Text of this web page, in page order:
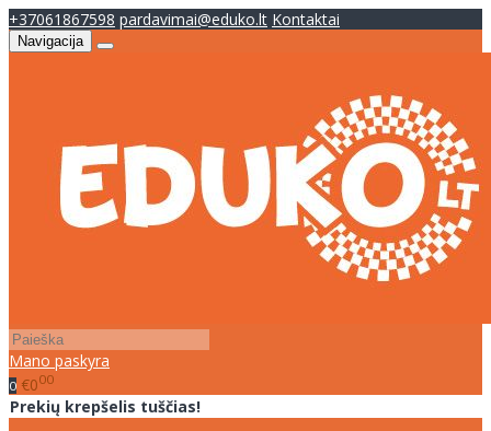
+37061867598 pardavimai@eduko.lt Kontaktai
Navigacija
Mano paskyra
0 €000
Prekių krepšelis tuščias!